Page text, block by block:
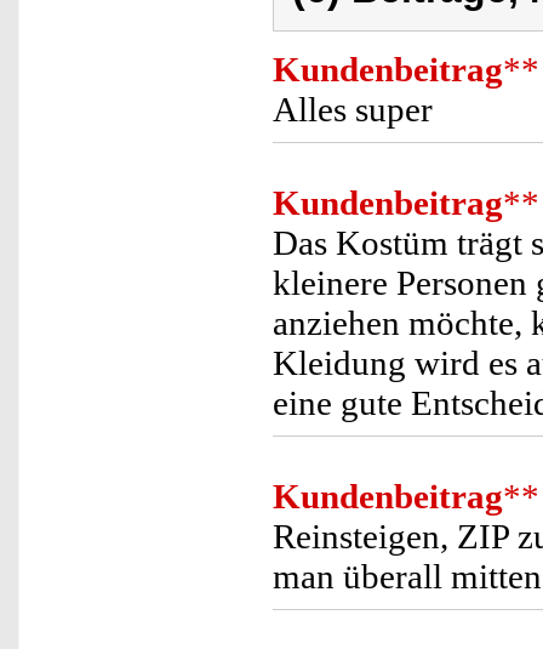
Kundenbeitrag**
Alles super
Kundenbeitrag**
Das Kostüm trägt
kleinere Personen
anziehen möchte,
Kleidung wird es
eine gute
Kundenbeitrag**
Reinsteigen, ZIP
man überall